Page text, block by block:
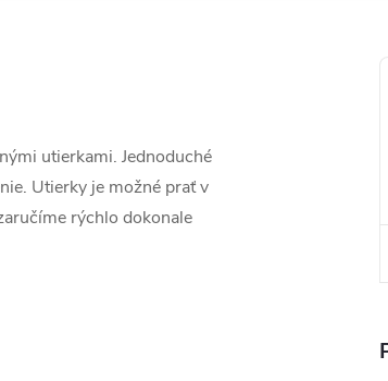
utierkami. Jednoduché
Utierky je možné prať v
rýchlo dokonale